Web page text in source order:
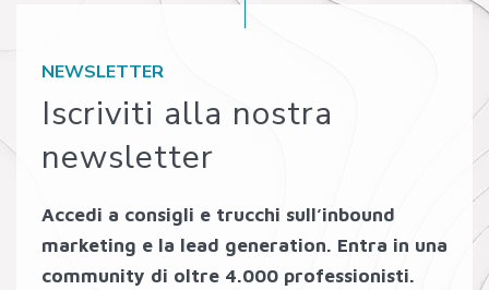
NEWSLETTER
Iscriviti alla nostra
newsletter
Accedi a consigli e trucchi sull’inbound
marketing e la lead generation. Entra in una
community di oltre 4.000 professionisti.